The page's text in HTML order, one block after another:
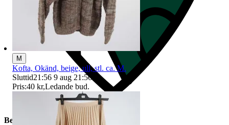
Beskrivning
M
Kofta, Okänd, beige, ull, stl. ca. M.
Sluttid21:56 9 aug 21:56
Pris:40 kr,Ledande bud.